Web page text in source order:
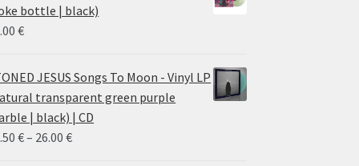
bottle | black)
€
JESUS Songs To Moon - Vinyl LP
transparent green purple
| black) | CD
€– 26.00€Price